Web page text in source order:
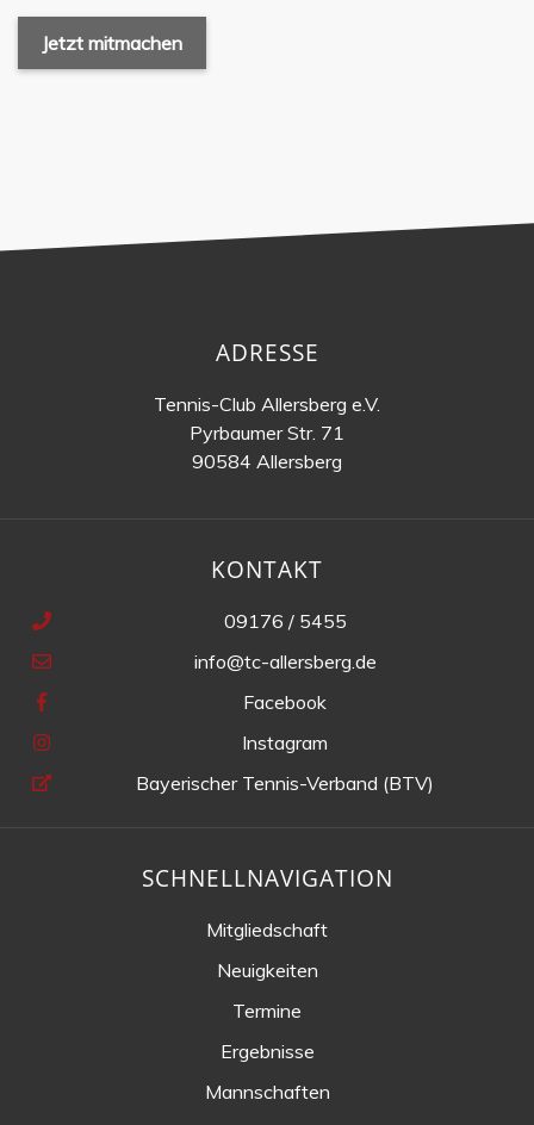
Jetzt mitmachen
ADRESSE
Tennis-Club Allersberg e.V.
Pyrbaumer Str. 71
90584 Allersberg
KONTAKT
09176 / 5455
info@tc-allersberg.de
Facebook
Instagram
Bayerischer Tennis-Verband (BTV)
SCHNELLNAVIGATION
Mitgliedschaft
Neuigkeiten
Termine
Ergebnisse
Mannschaften